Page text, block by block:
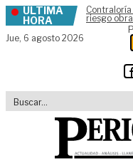
Skip to content
ÚLTIMA
HORA
riesgo
Jue, 6 agosto 2026